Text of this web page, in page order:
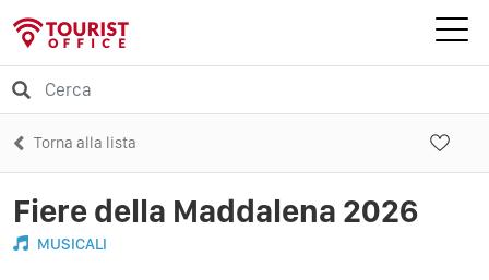
Torna alla lista
Fiere della Maddalena 2026
MUSICALI